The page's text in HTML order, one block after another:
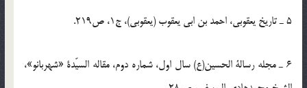
5 ـ تاریخ یعقوبی، احمد بن ابی یعقوب (یعقوبی)، ج1، ص219.
6 ـ مجله رسالة الحسین(ع) سال اول، شماره دوم، مقاله السیّدة «شهربانو»،